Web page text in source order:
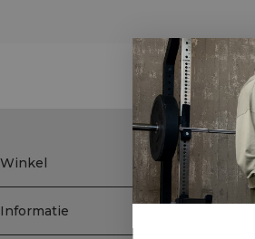
STYLE WITH
Winkel
Informatie